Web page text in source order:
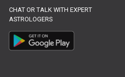
CHAT OR TALK WITH EXPERT
ASTROLOGERS